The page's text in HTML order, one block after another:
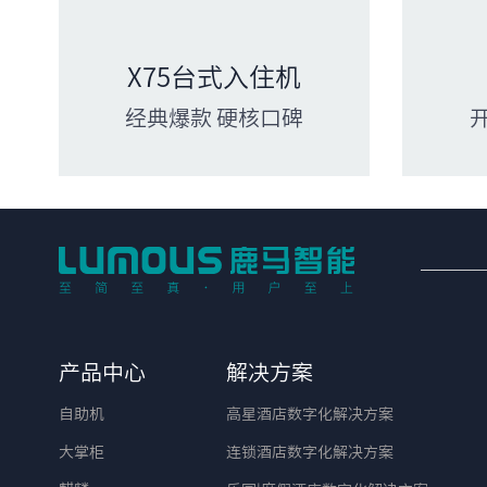
X75台式入住机
经典爆款 硬核口碑
产品中心
自助机
大掌柜
解决方案
高星酒店数字化解决方案
连锁酒店数字化解决方案